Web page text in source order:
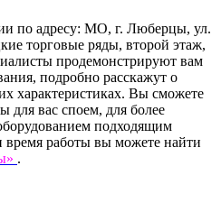
по адресу: МО, г. Люберцы, ул.
торговые ряды, второй этаж,
продемонстрируют вам
подробно расскажут о
характеристиках. Вы сможете
для вас споем, для более
подходящим
время работы вы можете найти
.